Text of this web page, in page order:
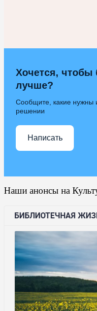
Хочется, чтобы
лучше?
Сообщите, какие нужны
решении
Написать
Наши анонсы на